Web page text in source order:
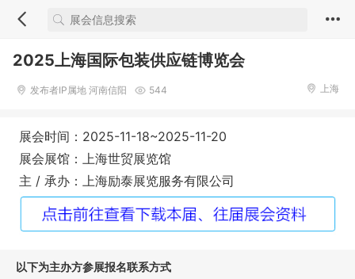
2025上海国际包装供应链博览会
发布者IP属地 河南信阳 544 上海
展会时间：2025-11-18~2025-11-20
展会展馆：上海世贸展览馆
主 / 承办：上海励泰展览服务有限公司
以下为主办方参展报名联系方式